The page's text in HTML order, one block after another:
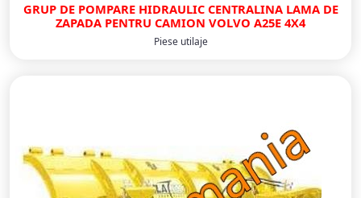
GRUP DE POMPARE HIDRAULIC CENTRALINA LAMA DE
ZAPADA PENTRU CAMION VOLVO A25E 4X4
Piese utilaje